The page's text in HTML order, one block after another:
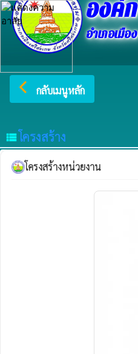
องค์
อำเภอเมือ
arrow_back_ios กลับเมนูหลัก
view_listโครงสร้าง
โครงสร้างหน่วยงาน